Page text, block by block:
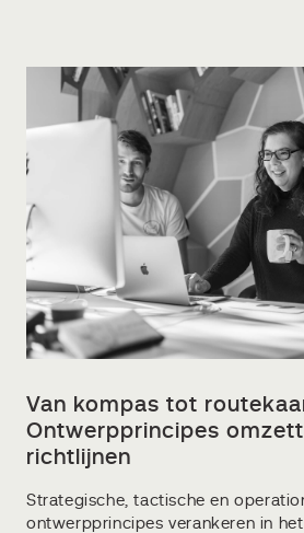
Van kompas tot
Ontwerpprincipes
richtlijnen
Strategische, tactische en
ontwerpprincipes verankeren in